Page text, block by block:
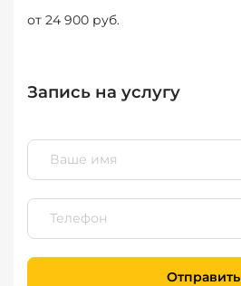
от 24 900 руб.
Запись на услугу
Отправить